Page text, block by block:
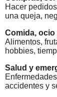
Hacer
una queja,
Comida,
Alimentos,
hobbies,
Salud y
accidentes y